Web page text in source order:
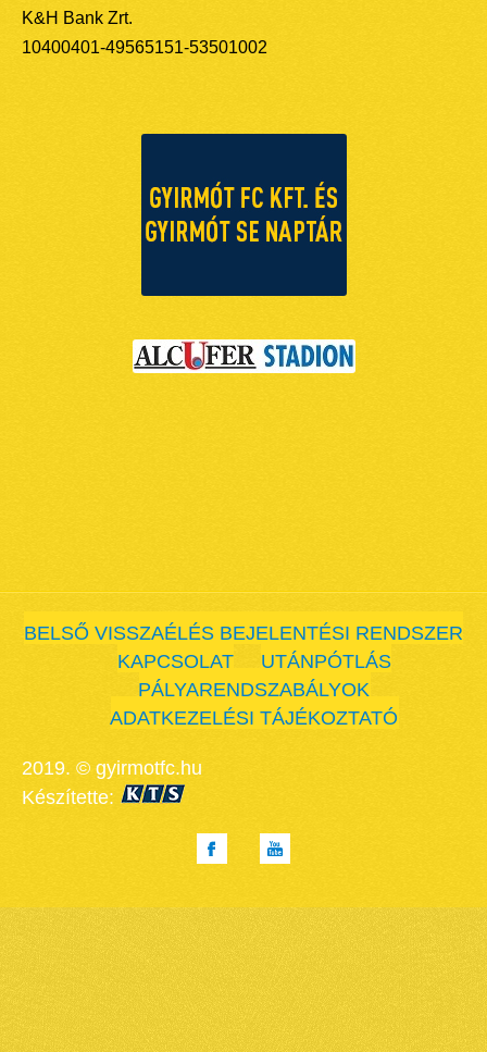
K&H Bank Zrt.
10400401-49565151-53501002
BELSŐ VISSZAÉLÉS BEJELENTÉSI RENDSZER
KAPCSOLAT
UTÁNPÓTLÁS
PÁLYARENDSZABÁLYOK
ADATKEZELÉSI TÁJÉKOZTATÓ
2019. © gyirmotfc.hu
Készítette: